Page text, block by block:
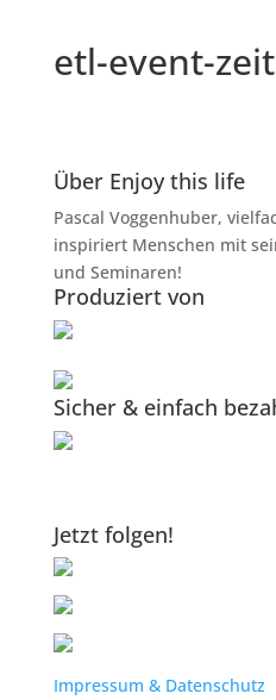
etl-event-
Über Enjoy this life
Pascal Voggenhuber,
inspiriert Menschen mit
und Seminaren!
Produziert von
Sicher & einfach
Jetzt folgen!
Impressum & Datenschutz